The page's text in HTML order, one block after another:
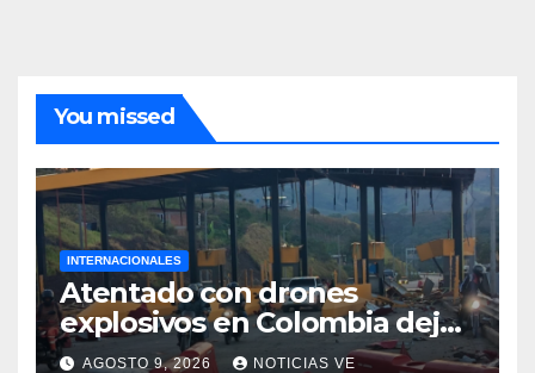
You missed
INTERNACIONALES
Atentado con drones
explosivos en Colombia deja
un policía muerto
AGOSTO 9, 2026 NOTICIAS VE